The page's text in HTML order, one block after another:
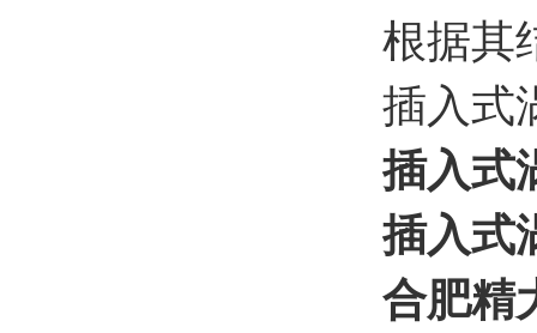
根据其
插入式
插入式
插入式
合肥精